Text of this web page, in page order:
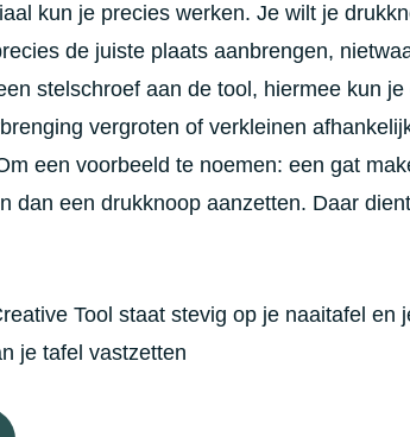
kun je precies werken. Je wilt je
de juiste plaats aanbrengen,
stelschroef aan de tool, hiermee kun je
vergroten of verkleinen
een voorbeeld te noemen: een gat
dan een drukknoop aanzetten. Daar
Tool staat stevig op je naaitafel en
je tafel vastzetten